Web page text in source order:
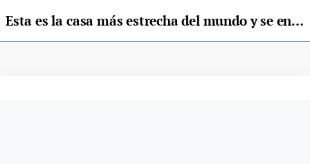
Esta es la casa más estrecha del mundo y se encuentra en Asturias